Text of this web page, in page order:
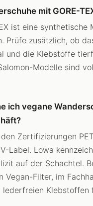
mit GORE-
ist eine synthetische
Prüfe zusätzlich, ob
und die Klebstoffe
Modelle sind
ich vegane
Zertifizierungen
Label. Lowa
auf der Schachtel.
Vegan-Filter, im
lederfreien Klebstoffen